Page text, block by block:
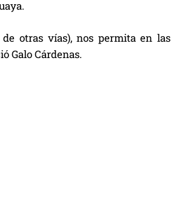
otras vías), nos permita en las
Galo Cárdenas.